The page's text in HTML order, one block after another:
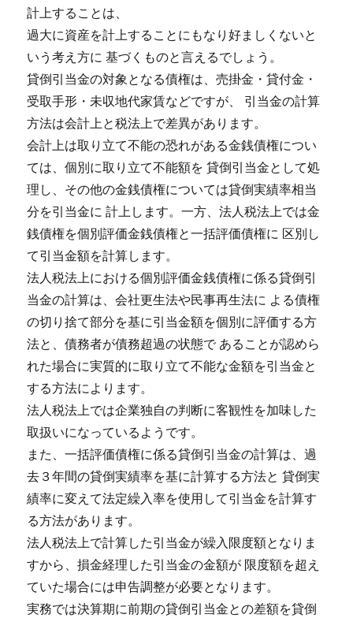
計上することは、
過大に資産を計上することにもなり好ましくないと
いう考え方に 基づくものと言えるでしょう。
貸倒引当金の対象となる債権は、売掛金・貸付金・
受取手形・未収地代家賃などですが、 引当金の計算
方法は会計上と税法上で差異があります。
会計上は取り立て不能の恐れがある金銭債権につい
ては、個別に取り立て不能額を 貸倒引当金として処
理し、その他の金銭債権については貸倒実績率相当
分を引当金に 計上します。一方、法人税法上では金
銭債権を個別評価金銭債権と一括評価債権に 区別し
て引当金額を計算します。
法人税法上における個別評価金銭債権に係る貸倒引
当金の計算は、会社更生法や民事再生法に よる債権
の切り捨て部分を基に引当金額を個別に評価する方
法と、債務者が債務超過の状態で あることが認めら
れた場合に実質的に取り立て不能な金額を引当金と
する方法によります。
法人税法上では企業独自の判断に客観性を加味した
取扱いになっているようです。
また、一括評価債権に係る貸倒引当金の計算は、過
去３年間の貸倒実績率を基に計算する方法と 貸倒実
績率に変えて法定繰入率を使用して引当金を計算す
る方法があります。
法人税法上で計算した引当金が繰入限度額となりま
すから、損金経理した引当金の金額が 限度額を超え
ていた場合には申告調整が必要となります。
実務では決算期に前期の貸倒引当金との差額を貸倒